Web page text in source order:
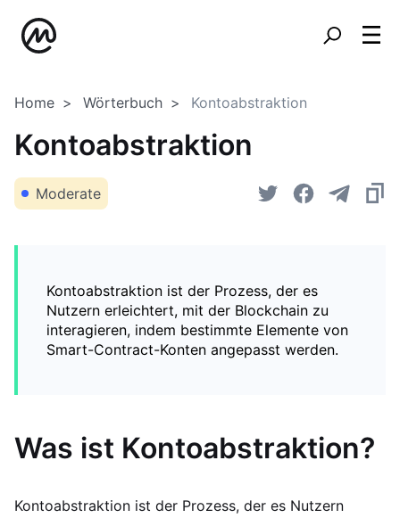
Home Wörterbuch Kontoabstraktion
Kontoabstraktion
Moderate
Kontoabstraktion ist der Prozess, der es
Nutzern erleichtert, mit der Blockchain zu
interagieren, indem bestimmte Elemente von
Smart-Contract-Konten angepasst werden.
Was ist Kontoabstraktion?
Kontoabstraktion ist der Prozess, der es Nutzern